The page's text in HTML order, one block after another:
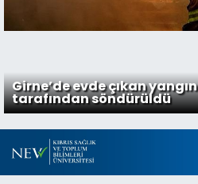
Girne’de evde çıkan
tarafından söndürüldü